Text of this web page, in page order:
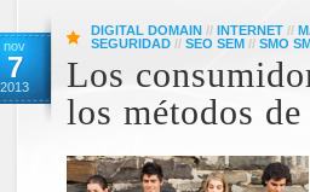
nov
7
2013
DIGITAL DOMAIN // INTERNET //
SEGURIDAD // SEO SEM // SMO
Los
los métodos